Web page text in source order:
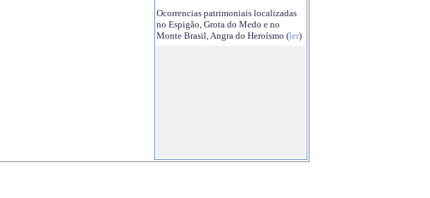
Ocorrencias patrimoniais localizadas
no Espigão, Grota do Medo e no
Monte Brasil, Angra do Heroísmo (ler)